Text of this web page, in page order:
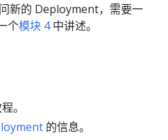
新的 Deployment，需要一
个模块 4中讲述。
。
的信息。